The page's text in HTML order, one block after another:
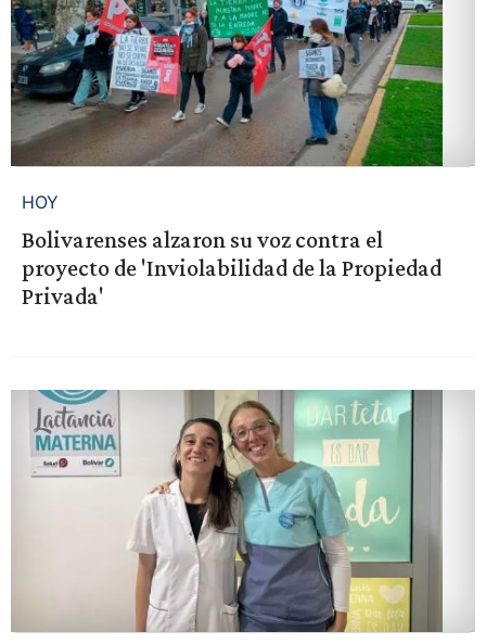
HOY
Bolivarenses alzaron su voz contra el
proyecto de 'Inviolabilidad de la Propiedad
Privada'